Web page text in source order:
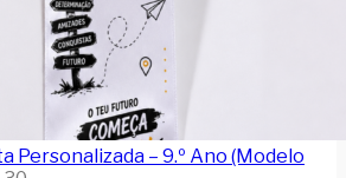
Personalizada – 9.º Ano (Modelo